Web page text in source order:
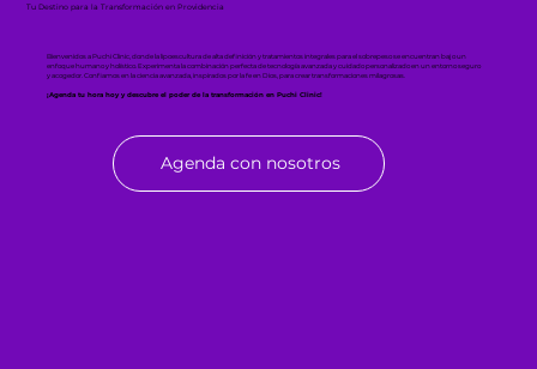
Tu Destino para la Transformación en Providencia
Bienvenidos a Puchi Clinic, donde la lipoescultura de alta definición y tratamientos integrales para el sobrepeso se encuentran bajo un
enfoque humano y holístico. Experimenta la combinación perfecta de tecnología avanzada y cuidado personalizado en un entorno seguro
y acogedor. Confiamos en la ciencia avanzada, inspirados por la fe en Dios, para crear transformaciones milagrosas.
¡Agenda tu hora hoy y descubre el poder de la transformación en Puchi Clinic!
Agenda con nosotros